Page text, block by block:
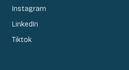
Instagram
LinkedIn
Tiktok